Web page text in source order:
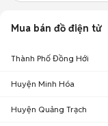
Mua bán đồ điện tử
Thành Phố Đồng Hới
Huyện Minh Hóa
Huyện Quảng Trạch